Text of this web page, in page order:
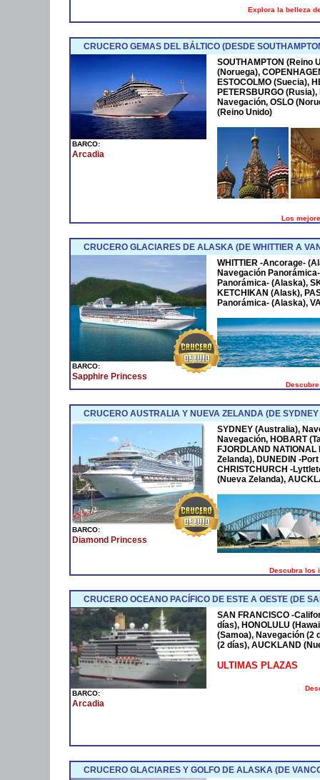
Explora la belleza
CRUCERO GEMAS DEL BÁLTICO (DESDE
BARCO:
Arcadia
SOUTHAMPTON (Reino
(Noruega),
ESTOCOLMO (Suecia),
PETERSBURGO
Navegación, OSLO
(Reino Unido)
Los
CRUCERO GLACIARES DE ALASKA (DE WHITTIER A
BARCO:
Sapphire Princess
WHITTIER -Ancorage-
Navegación
Panorámica- (Alaska),
KETCHIKAN (Alask),
Panorámica- (Alaska),
CRUCERO AUSTRALIA Y NUEVA ZELANDA (DE
BARCO:
Diamond Princess
SYDNEY (Australia),
Navegación, HOBART
FJORDLAND
Zelanda), DUNEDIN -
CHRISTCHURCH -
(Nueva Zelanda),
Descubra los
CRUCERO OCEANO PACÍFICO DE ESTE A OESTE (DE
BARCO:
Arcadia
SAN FRANCISCO -
días), HONOLULU
(Samoa), Navegación (2
(2 días), AUCKLAND
ULTIMAS PLAZAS
CRUCERO GLACIARES Y GOLFO DE ALASKA (DE